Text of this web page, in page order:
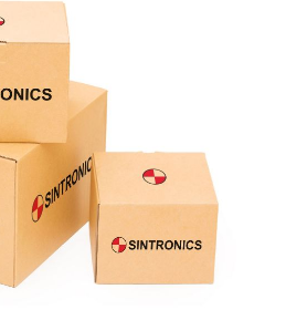
nivel técnico o sustitución
por módulos del propio